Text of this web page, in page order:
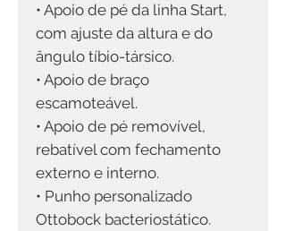
• Apoio de pé da linha Start,
com ajuste da altura e do
ângulo tíbio-társico.
• Apoio de braço
escamoteável.
• Apoio de pé removível,
rebatível com fechamento
externo e interno.
• Punho personalizado
Ottobock bacteriostático.